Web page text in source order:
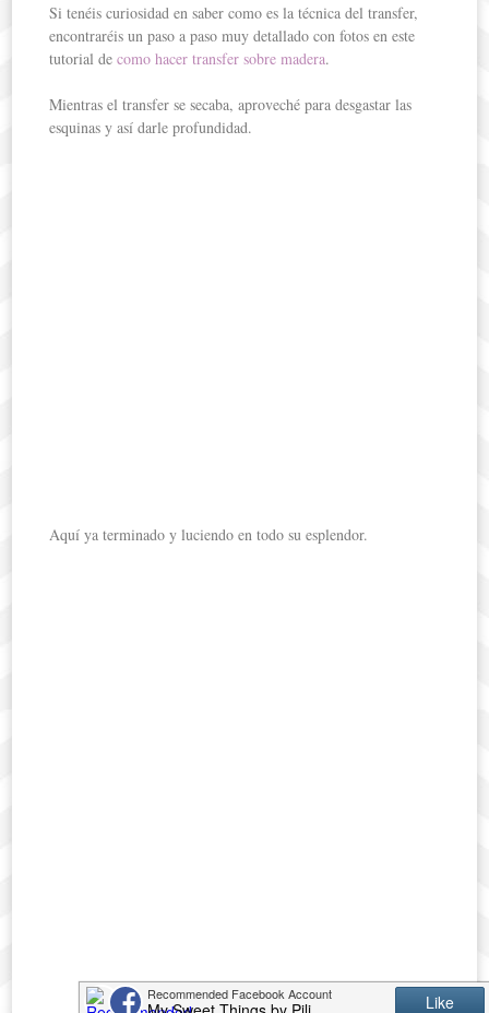
Si tenéis curiosidad en saber como es la técnica del transfer,
encontraréis un paso a paso muy detallado con fotos en este
tutorial decomo hacer transfer sobre madera.
Mientras el transfer se secaba, aproveché para desgastar las
esquinas y así darle profundidad.
Aquí ya terminado y luciendo en todo su esplendor.